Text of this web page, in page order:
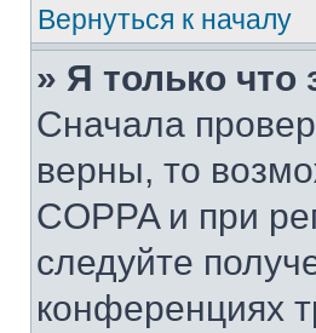
Вернуться к началу
» Я только что
Сначала
верны, то
COPPA и при
следуйте
конференциях